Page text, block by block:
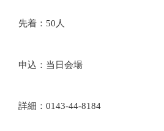
先着：50人
申込：当日会場
詳細：0143-44-8184